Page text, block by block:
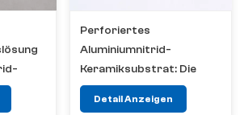
Perforiertes
Aluminiumnitrid-
Keramiksubstrat: Die
ideale Wahl für
Detail Anzeigen